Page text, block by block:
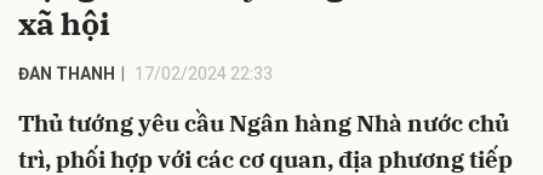
xã hội
ĐAN THANH 17/02/2024 22:33
Thủ tướng yêu cầu Ngân hàng Nhà nước chủ
trì, phối hợp với các cơ quan, địa phương tiếp
Hủy